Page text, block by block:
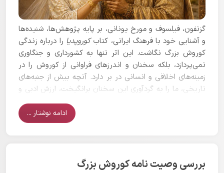
گزنفون، فیلسوف و مورخ یونانی، بر پایه پژوهش‌ها، شنیده‌ها
و آشنایی خود با فرهنگ ایرانی، کتابکوروپدیا را درباره زندگی
کوروش بزرگ نگاشت. این اثر تنها به کشورداری و جنگاوری
نمی‌پردازد، بلکه سخنان و اندرزهای فراوانی از کوروش را در
زمینه‌های اخلاقی و انسانی در بر دارد. آنچه بیش از جنبه‌های
تاریخی، ما را به گردآوری این سخنان برانگیخت، ارزش ادبی و
ادامه نوشتار ...
بررسی وصیت نامه کوروش بزرگ